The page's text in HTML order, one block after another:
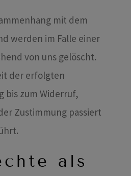
mit dem
werden im Falle einer
von uns gelöscht.
der erfolgten
bis zum Widerruf,
Zustimmung passiert
als